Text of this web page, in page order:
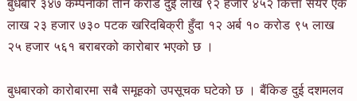
लाख २३ हजार ७३० पटक खरिदबिक्री हुँदा १२ अर्ब १० करोड ९५ लाख
२५ हजार ५६१ बराबरको कारोबार भएको छ ।
बुधबारको कारोबारमा सबै समूहको उपसूचक घटेको छ । बैंकिङ दुई दशमलव